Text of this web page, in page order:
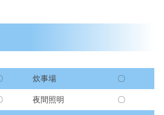
炊事場 〇
夜間照明 〇